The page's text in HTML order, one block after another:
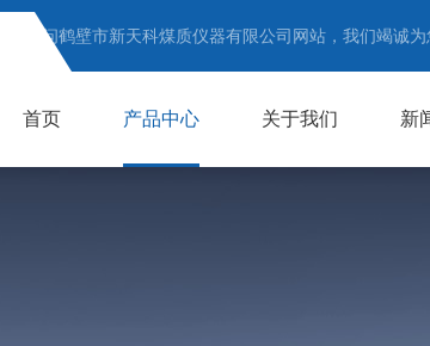
欢迎访问鹤壁市新天科煤质仪器有限公司网站，我们竭诚
首页 产品中心 关于我们 新